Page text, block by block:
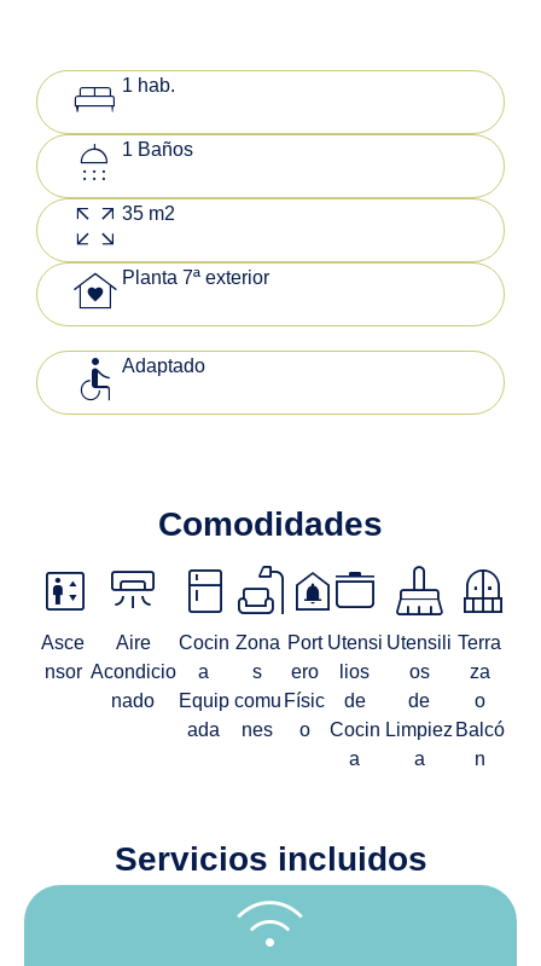
king_bed 1 hab.
shower 1 Baños
zoom_out_map 35 m2
family_home Planta 7ª exterior
accessible Adaptado
Comodidades
elevator
Asce
nsor
climate_mini_split
Aire
Acondicio
nado
kitchen
Cocin
a
Equip
ada
scene
Zona
s
comu
nes
doorbell
Port
ero
Físic
o
stockpot
Utensi
lios
de
Cocin
a
mop
Utensili
os
de
Limpiez
a
balcony
Terra
za
o
Balcó
n
Servicios incluidos
wifi